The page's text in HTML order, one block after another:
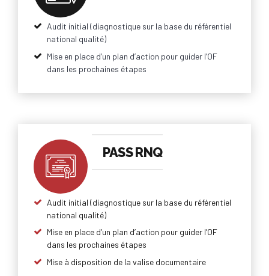
Audit initial (diagnostique sur la base du référentiel
national qualité)
Mise en place d’un plan d’action pour guider l’OF
dans les prochaines étapes
PASS RNQ
Audit initial (diagnostique sur la base du référentiel
national qualité)
Mise en place d’un plan d’action pour guider l’OF
dans les prochaines étapes
Mise à disposition de la valise documentaire